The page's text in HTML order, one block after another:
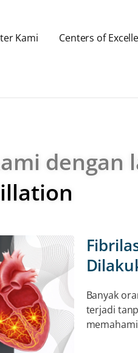
Kami Centers of
dengan
Banyak
terjadi